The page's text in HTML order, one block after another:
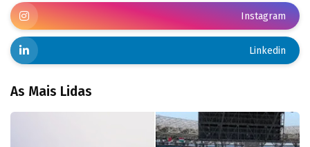
Instagram
Linkedin
As Mais Lidas